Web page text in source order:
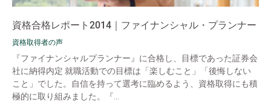
資格合格レポート2014｜ファイナンシャル・プランナー
資格取得者の声
『ファイナンシャルプランナー』に合格し、目標であった証券会
社に納得内定 就職活動での目標は「楽しむこと」「後悔しない
こと」でした。自信を持って選考に臨めるよう、資格取得にも積
極的に取り組みました。『...